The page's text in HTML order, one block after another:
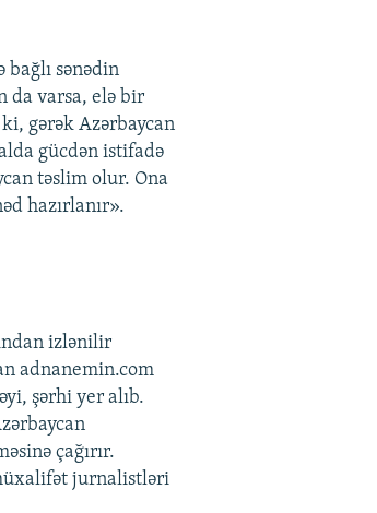
sənədin
da varsa, elə bir
gərək Azərbaycan
gücdən istifadə
təslim olur. Ona
hazırlanır».
izlənilir
adnanemin.com
şərhi yer alıb.
çağırır.
jurnalistləri